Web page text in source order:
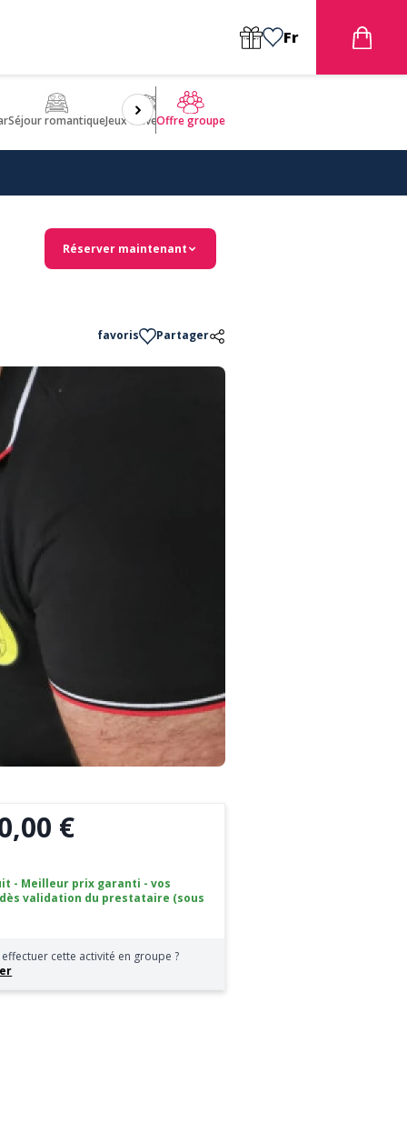
Fr
Séjour romantiqueJeux d'aventuresBien être
Offre groupe
Réserver maintenant
favoris Partager
€
- Meilleur prix garanti - vos
validation du prestataire (sous
cette activité en groupe ?